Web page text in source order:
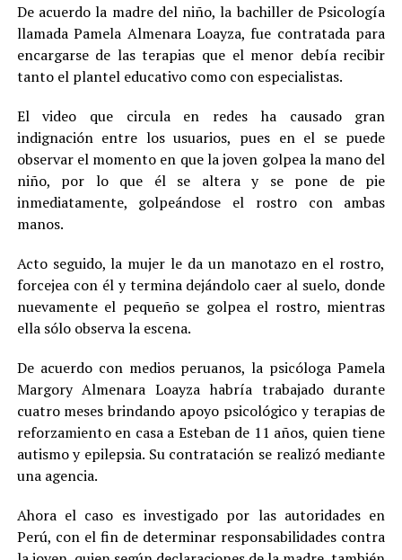
De acuerdo la madre del niño, la bachiller de Psicología
llamada Pamela Almenara Loayza, fue contratada para
encargarse de las terapias que el menor debía recibir
tanto el plantel educativo como con especialistas.
El video que circula en redes ha causado gran
indignación entre los usuarios, pues en el se puede
observar el momento en que la joven golpea la mano del
niño, por lo que él se altera y se pone de pie
inmediatamente, golpeándose el rostro con ambas
manos.
Acto seguido, la mujer le da un manotazo en el rostro,
forcejea con él y termina dejándolo caer al suelo, donde
nuevamente el pequeño se golpea el rostro, mientras
ella sólo observa la escena.
De acuerdo con medios peruanos, la psicóloga Pamela
Margory Almenara Loayza habría trabajado durante
cuatro meses brindando apoyo psicológico y terapias de
reforzamiento en casa a Esteban de 11 años, quien tiene
autismo y epilepsia. Su contratación se realizó mediante
una agencia.
Ahora el caso es investigado por las autoridades en
Perú, con el fin de determinar responsabilidades contra